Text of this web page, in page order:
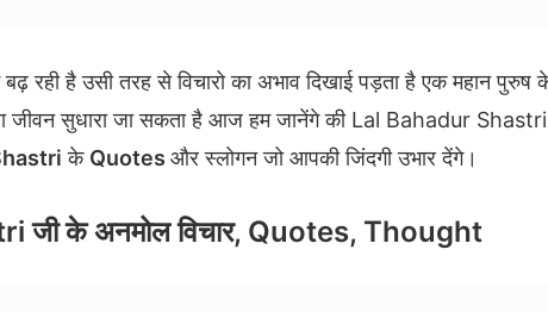
रही है उसी तरह से विचारो का अभाव दिखाई पड़ता है एक महान पुरुष
जीवन सुधारा जा सकता है आज हम जानेंगे की Lal Bahadur Shastri
के Quotes और स्लोगन जो आपकी जिंदगी उभार देंगे।
जी के अनमोल विचार, Quotes, Thought